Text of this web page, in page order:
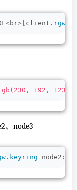
<br>[ client. rgw
192,
、node3
. keyring node2:/